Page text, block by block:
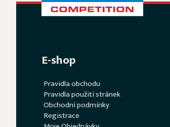
E-shop
Pravidla obchodu
Pravidla použití stránek
Obchodní podmínky
Registrace